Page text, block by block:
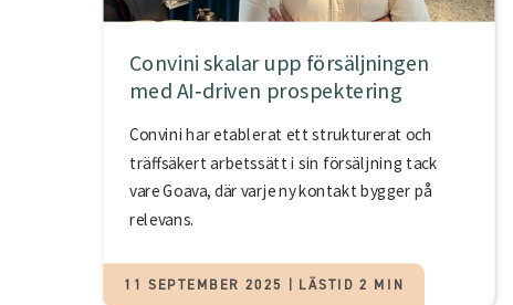
Convini skalar upp försäljningen
med AI‑driven prospektering
Convini har etablerat ett strukturerat och
träffsäkert arbetssätt i sin försäljning tack
vare Goava, där varje ny kontakt bygger på
relevans.
11 SEPTEMBER 2025 | LÄSTID 2 MIN